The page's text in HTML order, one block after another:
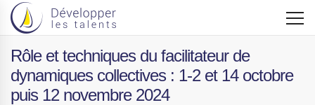
Rôle et techniques du facilitateur de
dynamiques collectives : 1-2 et 14 octobre
puis 12 novembre 2024